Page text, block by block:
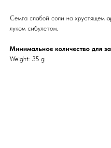
Семга слабой соли на хрустящем
луком сибулетом.
Минимальное количество для
Weight: 35 g